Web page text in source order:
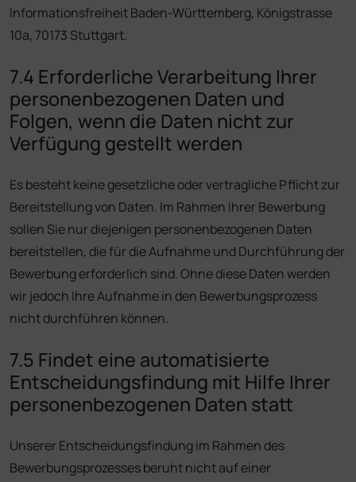
Informationsfreiheit Baden-Württemberg, Königstrasse
10a, 70173 Stuttgart.
7.4 Erforderliche Verarbeitung Ihrer
personenbezogenen Daten und
Folgen, wenn die Daten nicht zur
Verfügung gestellt werden
Es besteht keine gesetzliche oder vertragliche Pflicht zur
Bereitstellung von Daten. Im Rahmen Ihrer Bewerbung
sollen Sie nur diejenigen personenbezogenen Daten
bereitstellen, die für die Aufnahme und Durchführung der
Bewerbung erforderlich sind. Ohne diese Daten werden
wir jedoch Ihre Aufnahme in den Bewerbungsprozess
nicht durchführen können.
7.5 Findet eine automatisierte
Entscheidungsfindung mit Hilfe Ihrer
personenbezogenen Daten statt
Unserer Entscheidungsfindung im Rahmen des
Bewerbungsprozesses beruht nicht auf einer